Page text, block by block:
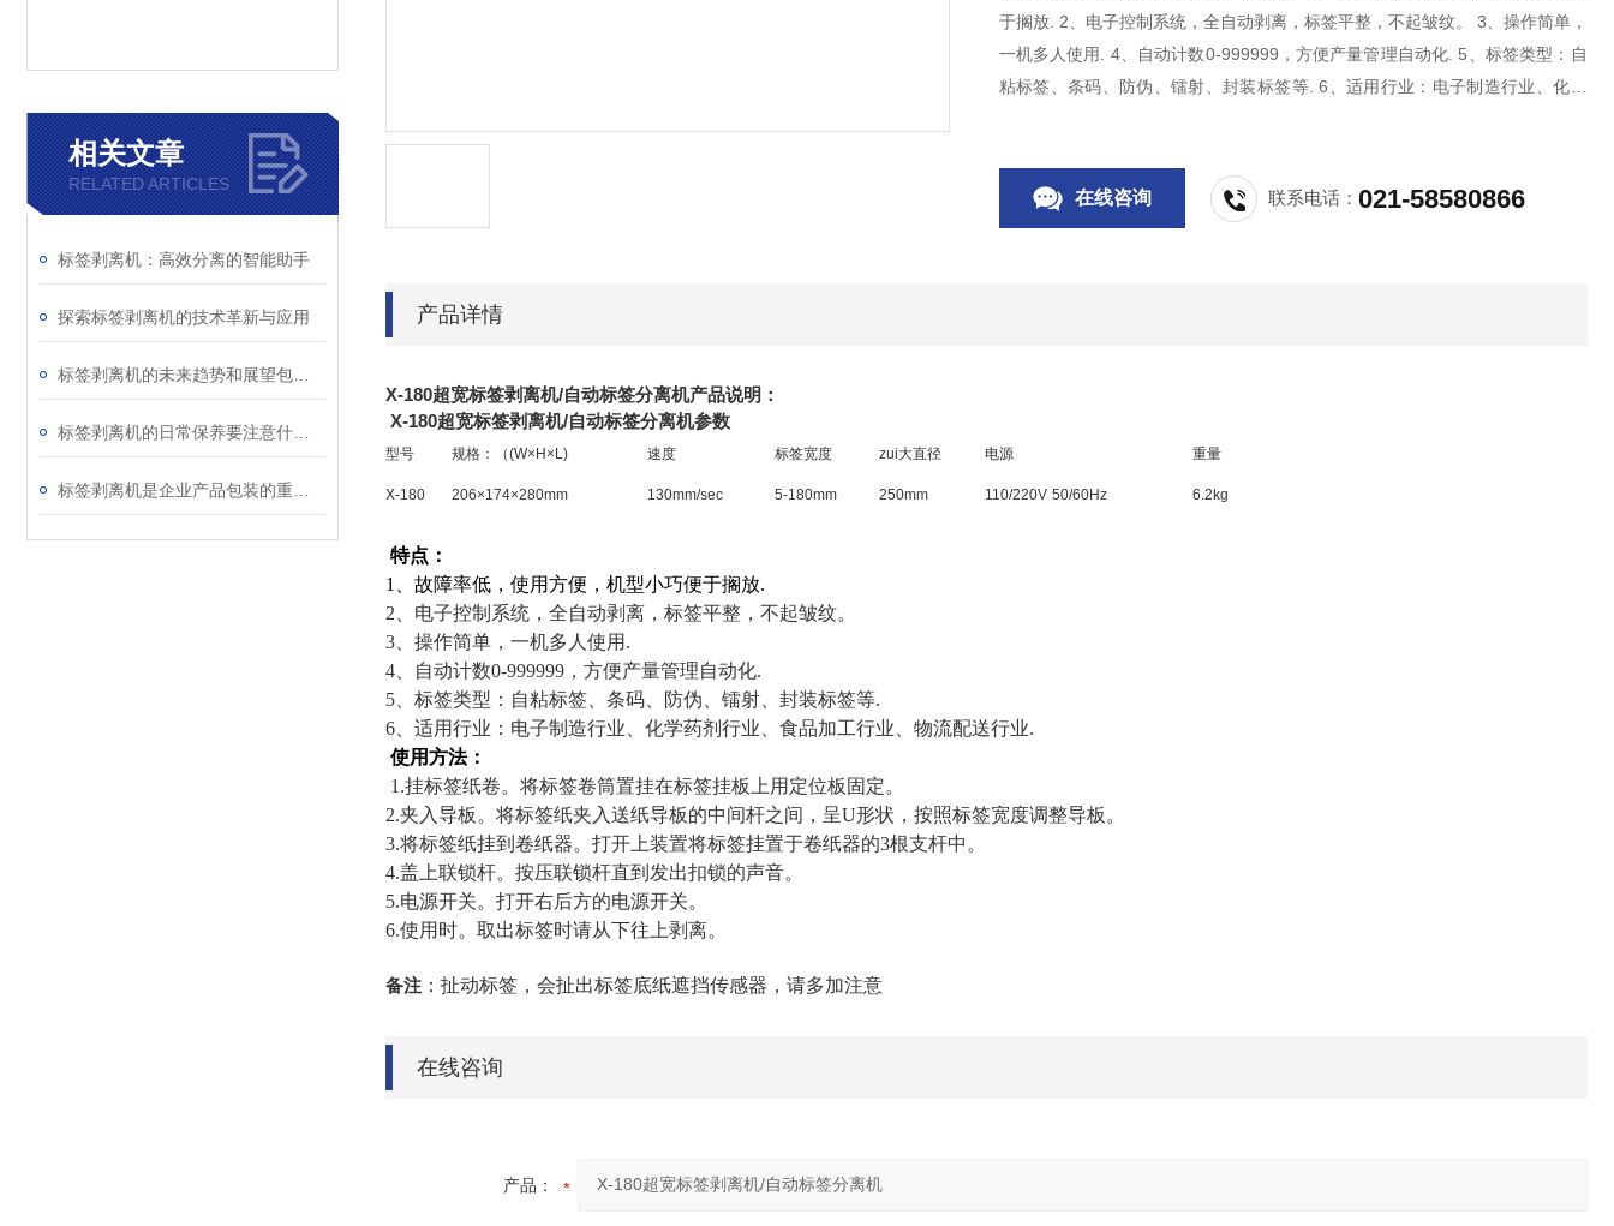
相关文章
RELATED ARTICLES
标签剥离机：高效分离的智能助手
探索标签剥离机的技术革新与应用
于搁放. 2、电子控制系统，全自动剥离，标签平整，不起皱纹。 3、操作简单，
一机多人使用. 4、自动计数0-999999，方便产量管理自动化. 5、标签类型：自
粘标签、条码、防伪、镭射、封装标签等. 6、适用行业：电子制造行业、化学
在线咨询 联系电话：021-58580866
产品详情
X-180超宽标签剥离机/自动标签分离机产品说明：
X-180超宽标签剥离机/自动标签分离机参数
型号 规格：（(W×H×L) 速度 标签宽度 zui大直径 电源 重量
X-180 206×174×280mm 130mm/sec 5-180mm 250mm 110/220V 50/60Hz 6.2kg
特点：
1、故障率低，使用方便，机型小巧便于搁放.
2、 电子控制系统，全自动剥离，标签平整，不起皱纹。
3、 操作简单，一机多人使用.
4、
自动计数0-999999，方便产量管理自动化.
5、 标签类型：自粘标签、条码、防伪、镭射、封装标签等.
6、 适用行业：电子制造行业、化学药剂行业、食品加工行业、物流配送行业.
使用方法：
1.挂标签纸卷。将标签卷筒置挂在标签挂板上用定位板固定。
2.夹入导板。将标签纸夹入送纸导板的中间杆之间，呈U形状，按照标签宽度调整导板。
3.将标签纸挂到卷纸器。打开上装置将标签挂置于卷纸器的3根支杆中。
4.盖上联锁杆。按压联锁杆直到发出扣锁的声音。
5.电源开关。打开右后方的电源开关。
6.使用时。取出标签时请从下往上剥离。
备注 ：扯动标签，会扯出标签底纸遮挡传感器，请多加注意
在线咨询
产品：